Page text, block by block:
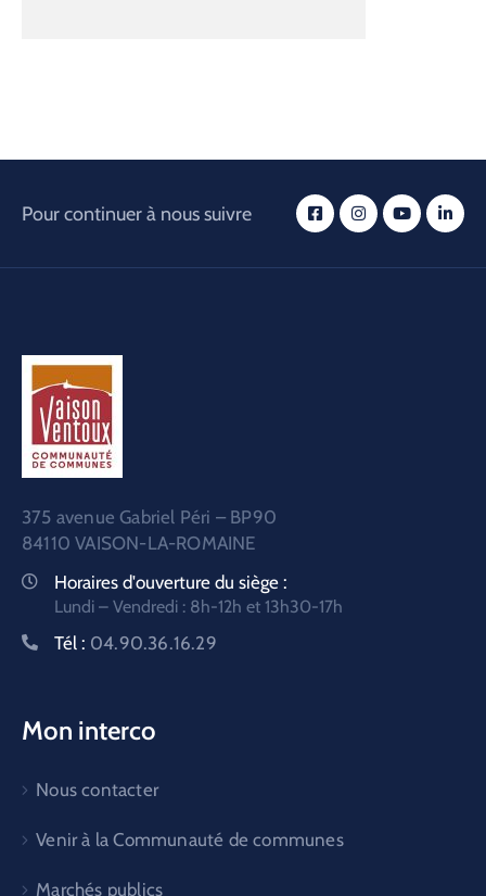
Pour continuer à nous suivre
375 avenue Gabriel Péri – BP90
84110 VAISON-LA-ROMAINE
Horaires d'ouverture du siège :
Lundi – Vendredi : 8h-12h et 13h30-17h
Tél : 04.90.36.16.29
Mon interco
Nous contacter
Venir à la Communauté de communes
Marchés publics